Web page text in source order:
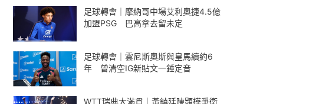
足球轉會｜摩納哥中場艾利奧捷4.5億
加盟PSG 巴高拿去留未定
足球轉會｜雲尼斯奧斯與皇馬續約6
年 曾清空IG新貼文一錘定音
WTT瑞典大滿貫｜黃鎮廷陳顥樺爭衛